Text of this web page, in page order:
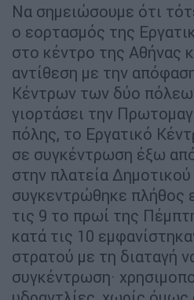
Να σημειώσουμε ότι
ο εορτασμός της
στο κέντρο της Αθήνας
αντίθεση με την
Κέντρων των δύο
γιορτάσει την
πόλης, το Εργατικό
σε συγκέντρωση έξω
στην πλατεία
συγκεντρώθηκε πλήθος
τις 9 το πρωί της
κατά τις 10
στρατού με τη διαταγή
συγκέντρωση·